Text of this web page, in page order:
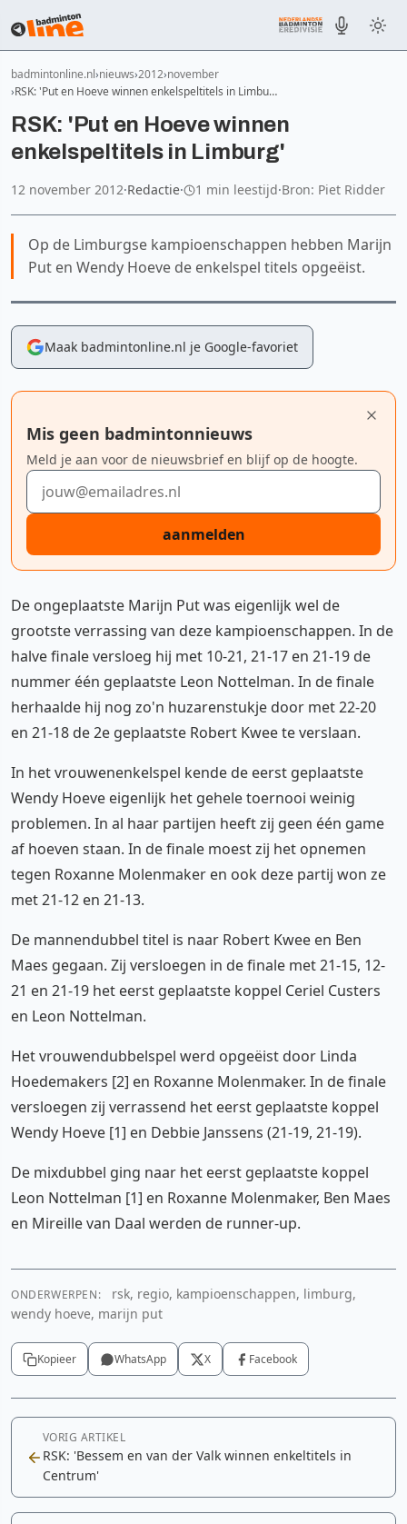
badmintonline.nl nieuws 2012 november
RSK: 'Put en Hoeve winnen enkelspeltitels in Limbu…
RSK: 'Put en Hoeve winnen
enkelspeltitels in Limburg'
12 november 2012·Redactie· 1 min leestijd·Bron: Piet Ridder
Op de Limburgse kampioenschappen hebben Marijn
Put en Wendy Hoeve de enkelspel titels opgeëist.
Maak badmintonline.nl je Google-favoriet
Mis geen badmintonnieuws
Meld je aan voor de nieuwsbrief en blijf op de hoogte.
E-mailadres
aanmelden
De ongeplaatste Marijn Put was eigenlijk wel de
grootste verrassing van deze kampioenschappen. In de
halve finale versloeg hij met 10-21, 21-17 en 21-19 de
nummer één geplaatste Leon Nottelman. In de finale
herhaalde hij nog zo'n huzarenstukje door met 22-20
en 21-18 de 2e geplaatste Robert Kwee te verslaan.
In het vrouwenenkelspel kende de eerst geplaatste
Wendy Hoeve eigenlijk het gehele toernooi weinig
problemen. In al haar partijen heeft zij geen één game
af hoeven staan. In de finale moest zij het opnemen
tegen Roxanne Molenmaker en ook deze partij won ze
met 21-12 en 21-13.
De mannendubbel titel is naar Robert Kwee en Ben
Maes gegaan. Zij versloegen in de finale met 21-15, 12-
21 en 21-19 het eerst geplaatste koppel Ceriel Custers
en Leon Nottelman.
Het vrouwendubbelspel werd opgeëist door Linda
Hoedemakers [2] en Roxanne Molenmaker. In de finale
versloegen zij verrassend het eerst geplaatste koppel
Wendy Hoeve [1] en Debbie Janssens (21-19, 21-19).
De mixdubbel ging naar het eerst geplaatste koppel
Leon Nottelman [1] en Roxanne Molenmaker, Ben Maes
en Mireille van Daal werden de runner-up.
ONDERWERPEN:
rsk, regio, kampioenschappen, limburg,
wendy hoeve, marijn put
Kopieer WhatsApp X Facebook
VORIG ARTIKEL
RSK: 'Bessem en van der Valk winnen enkeltitels in
Centrum'